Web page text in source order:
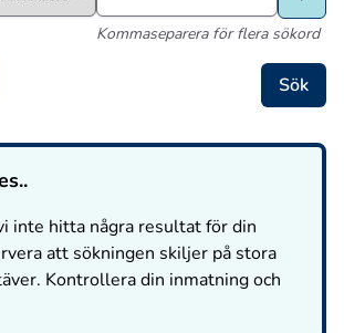
Kommaseparera för flera sökord
inte hitta några resultat för din
att sökningen skiljer på stora
Kontrollera din inmatning och